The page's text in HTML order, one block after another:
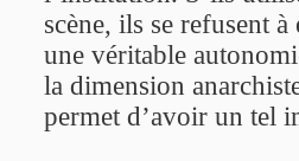
scène, ils se refusent
une véritable
la dimension
permet d’avoir un tel